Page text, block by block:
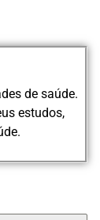
de saúde.
estudos,